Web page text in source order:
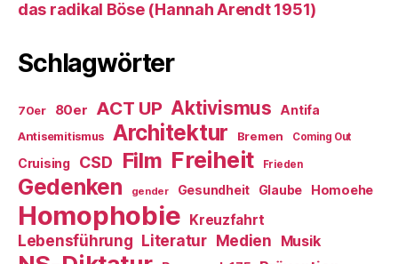
das radikal Böse (Hannah Arendt 1951)
Schlagwörter
70er 80er ACT UP Aktivismus Antifa
Antisemitismus Architektur Bremen Coming Out
Cruising CSD Film Freiheit Frieden
Gedenken gender Gesundheit Glaube Homoehe
Homophobie Kreuzfahrt
Lebensführung Literatur Medien Musik